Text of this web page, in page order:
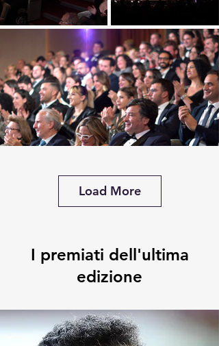
Load More
I premiati dell'ultima
edizione